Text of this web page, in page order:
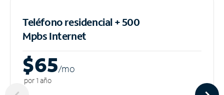
Teléfono residencial + 500
MpbsInternet
$65/mo
por 1 año